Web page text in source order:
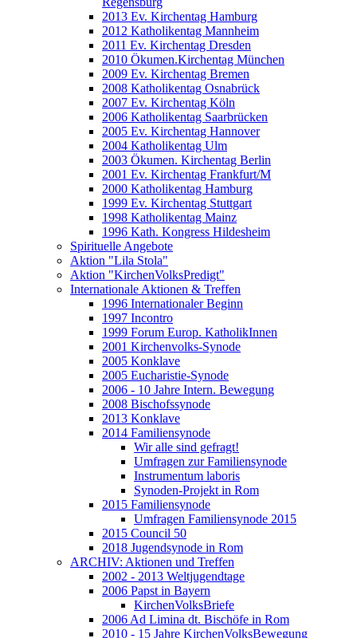
2013 Ev. Kirchentag Hamburg
2012 Katholikentag Mannheim
2011 Ev. Kirchentag Dresden
2010 Ökumen.Kirchentag München
2009 Ev. Kirchentag Bremen
2008 Katholikentag Osnabrück
2007 Ev. Kirchentag Köln
2006 Katholikentag Saarbrücken
2005 Ev. Kirchentag Hannover
2004 Katholikentag Ulm
2003 Ökumen. Kirchentag Berlin
2001 Ev. Kirchentag Frankfurt/M
2000 Katholikentag Hamburg
1999 Ev. Kirchentag Stuttgart
1998 Katholikentag Mainz
1996 Kath. Kongress Hildesheim
Spirituelle Angebote
Aktion "Lila Stola"
Aktion "KirchenVolksPredigt"
Internationale Aktionen & Treffen
1996 Internationaler Beginn
1997 Incontro
1999 Forum Europ. KatholikInnen
2001 Kirchenvolks-Synode
2005 Konklave
2005 Eucharistie-Synode
2006 - 10 Jahre Intern. Bewegung
2008 Bischofssynode
2013 Konklave
2014 Familiensynode
Wir alle sind gefragt!
Umfragen zur Familiensynode
Instrumentum laboris
Synoden-Projekt in Rom
2015 Familiensynode
Umfragen Familiensynode 2015
2015 Council 50
2018 Jugendsynode in Rom
ARCHIV: Aktionen und Treffen
2002 - 2013 Weltjugendtage
2006 Papst in Bayern
KirchenVolksBriefe
2006 Ad Limina dt. Bischöfe in Rom
2010 - 15 Jahre KirchenVolksBewegung